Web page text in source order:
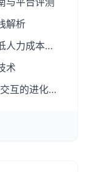
解析
人力成本
术
互的进化之